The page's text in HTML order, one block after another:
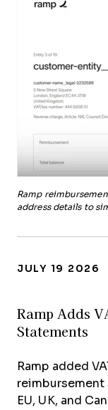
Ramp
address details to
JULY 19 2026
Ramp Adds
Statements
Ramp added
EU, UK, and